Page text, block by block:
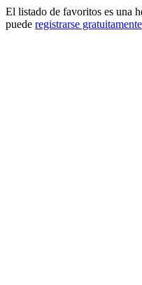
El listado de favoritos es una
puede registrarse gratuitamente